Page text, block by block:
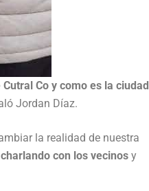
Co y como es la ciudad
Jordan Díaz.
la realidad de nuestra
con los vecinos y